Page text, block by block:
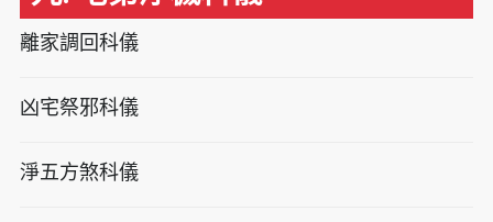
離家調回科儀
凶宅祭邪科儀
淨五方煞科儀